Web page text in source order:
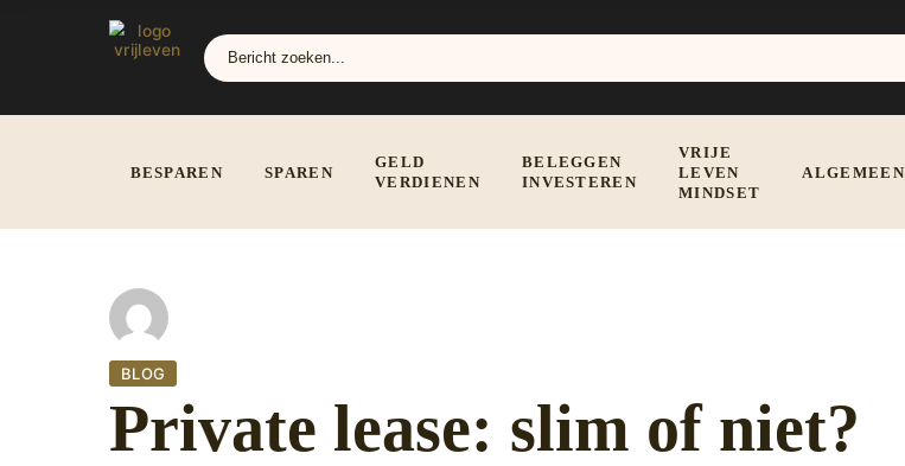
BESPAREN SPAREN
GELD
VERDIENEN
BELEGGEN
INVESTEREN
VRIJE
LEVEN
MINDSET
ALGEMEEN
BLOG
Private lease: slim of niet?